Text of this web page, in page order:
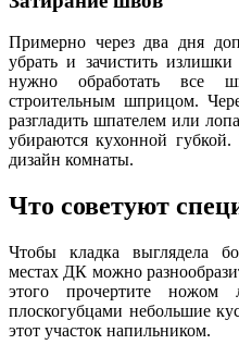
Примерно через два дня
убрать и зачистить
нужно обработать все
строительным шприцом.
разгладить шпателем или
убираются кухонной
дизайн комнаты.
Что советуют
Чтобы кладка выглядела
местах ДК можно
этого прочертите
плоскогубцами небольшие
этот участок напильником.